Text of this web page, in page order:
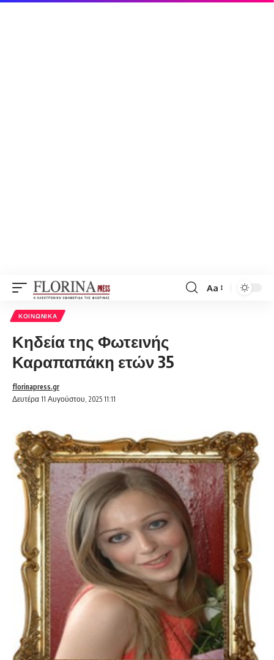
Font
Aa
ΚΟΙΝΩΝΙΚΆ
Κηδεία της Φωτεινής
Καραπαπάκη ετών 35
Δευτέρα 11 Αυγούστου, 2025 11:11
florinapress.gr